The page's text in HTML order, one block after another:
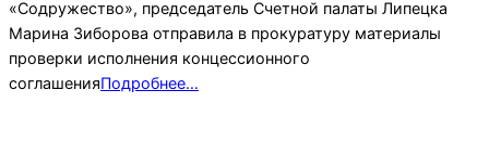
«Содружество», председатель Счетной палаты Липецка
Марина Зиборова отправила в прокуратуру материалы
проверки исполнения концессионного
соглашенияПодробнее…